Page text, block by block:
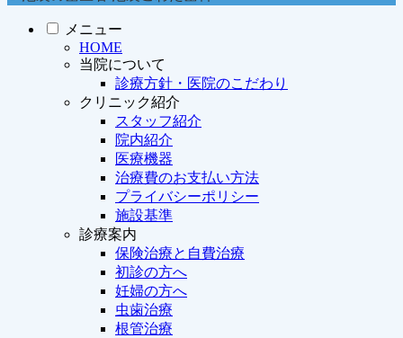
メニュー
HOME
当院について
診療方針・医院のこだわり
クリニック紹介
スタッフ紹介
院内紹介
医療機器
治療費のお支払い方法
プライバシーポリシー
施設基準
診療案内
保険治療と自費治療
初診の方へ
妊婦の方へ
虫歯治療
根管治療